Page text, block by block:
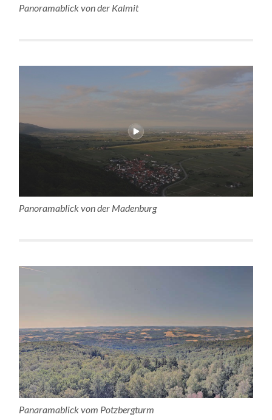
Panoramablick von der Kalmit
Panoramablick von der Madenburg
Panaramablick vom Potzbergturm